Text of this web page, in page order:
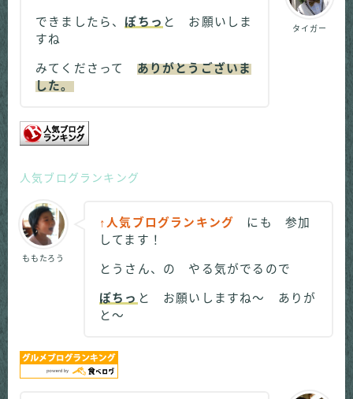
タイガー
できましたら、 ぽちっ と お願いしま
すね
みてくださって ありがとうございま
した。
人気ブログランキング
ももたろう
↑人気ブログランキング
にも 参加
してます！
とうさん、の やる気がでるので
ぽちっ と お願いしますね～ ありが
と～